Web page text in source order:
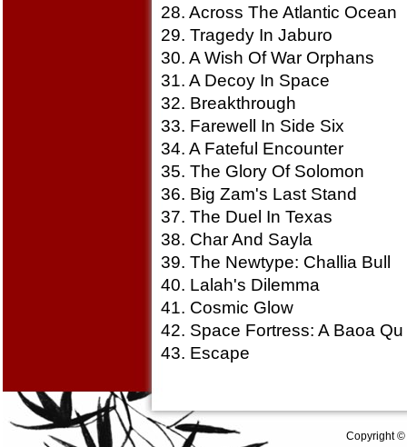
28. Across The Atlantic Ocean
29. Tragedy In Jaburo
30. A Wish Of War Orphans
31. A Decoy In Space
32. Breakthrough
33. Farewell In Side Six
34. A Fateful Encounter
35. The Glory Of Solomon
36. Big Zam's Last Stand
37. The Duel In Texas
38. Char And Sayla
39. The Newtype: Challia Bull
40. Lalah's Dilemma
41. Cosmic Glow
42. Space Fortress: A Baoa Qu
43. Escape
Copyright ©